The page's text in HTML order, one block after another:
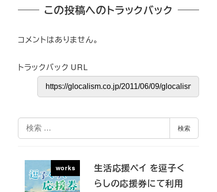
この投稿へのトラックバック
コメントはありません。
トラックバック URL
索
検索
works
生活応援ペイ を逗子く
らしの応援券にて利用